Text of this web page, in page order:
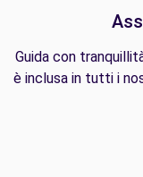
Guida con
è inclusa in tutti i